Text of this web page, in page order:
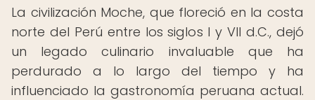
La civilización Moche, que floreció en la costa
norte del Perú entre los siglos I y VII d.C., dejó
un legado culinario invaluable que ha
perdurado a lo largo del tiempo y ha
influenciado la gastronomía peruana actual.